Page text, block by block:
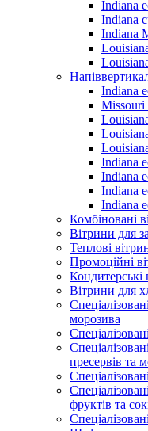
Indiana
Indiana
Indiana
Indiana
Missouri
Indiana
Indiana
Indiana
Indiana
Комбіновані
Вітрини для
Теплові
Промоційні
Кондитерські
Вітрини для
морозива
пресервів та
фруктів та